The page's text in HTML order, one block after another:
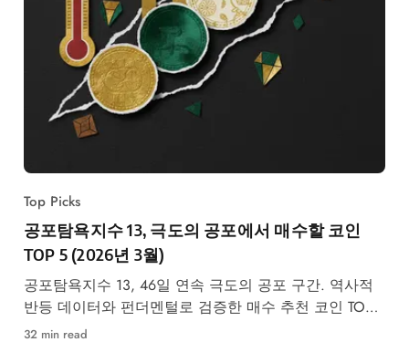
Top Picks
공포탐욕지수 13, 극도의 공포에서 매수할 코인
TOP 5 (2026년 3월)
공포탐욕지수 13, 46일 연속 극도의 공포 구간. 역사적
반등 데이터와 펀더멘털로 검증한 매수 추천 코인 TOP
5 분석.
32 min read